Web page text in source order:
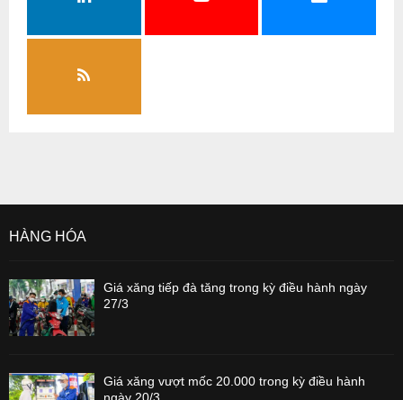
HÀNG HÓA
Giá xăng tiếp đà tăng trong kỳ điều hành ngày
27/3
Giá xăng vượt mốc 20.000 trong kỳ điều hành